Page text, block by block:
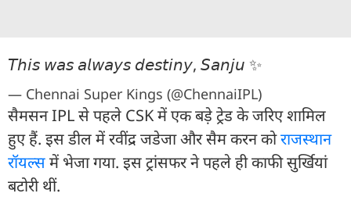
𝘛𝘩𝘪𝘴 𝘸𝘢𝘴 𝘢𝘭𝘸𝘢𝘺𝘴 𝘥𝘦𝘴𝘵𝘪𝘯𝘺, 𝘚𝘢𝘯𝘫𝘶 ✨
— Chennai Super Kings (@ChennaiIPL)
सैमसन IPL से पहले CSK में एक बड़े ट्रेड के जरिए शामिल
हुए हैं. इस डील में रवींद्र जडेजा और सैम करन कोराजस्थान
रॉयल्समें भेजा गया. इस ट्रांसफर ने पहले ही काफी सुर्खियां
बटोरी थीं.